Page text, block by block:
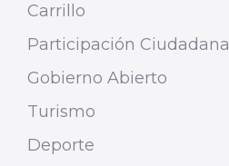
Carrillo
Participación Ciudadana
Gobierno Abierto
Turismo
Deporte